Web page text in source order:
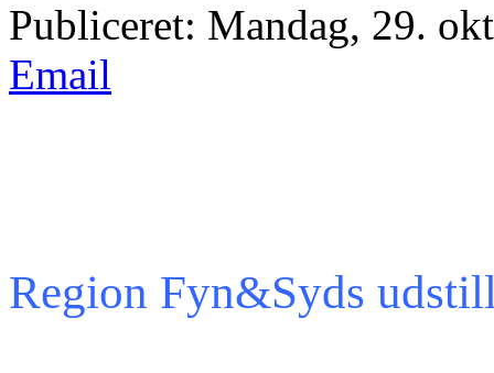
Publiceret: Mandag, 29.
Email
Region Fyn&Syds